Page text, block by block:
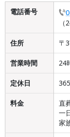
電話番号
住所 〒
営業時間 24
定休日
料金
直
一
家